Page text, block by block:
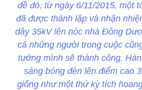
đề đó, từ ngày 6/11/2015, một
đã được thành lập và nhận
dây 35kV lên nóc nhà Đông
cả những người trong cuộc
tưởng mình sẽ thành công.
sáng bóng đèn lên điểm cao
giống như một thứ kỳ tích